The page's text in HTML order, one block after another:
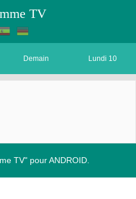
TV
Demain Lundi 10
TV" pour ANDROID.